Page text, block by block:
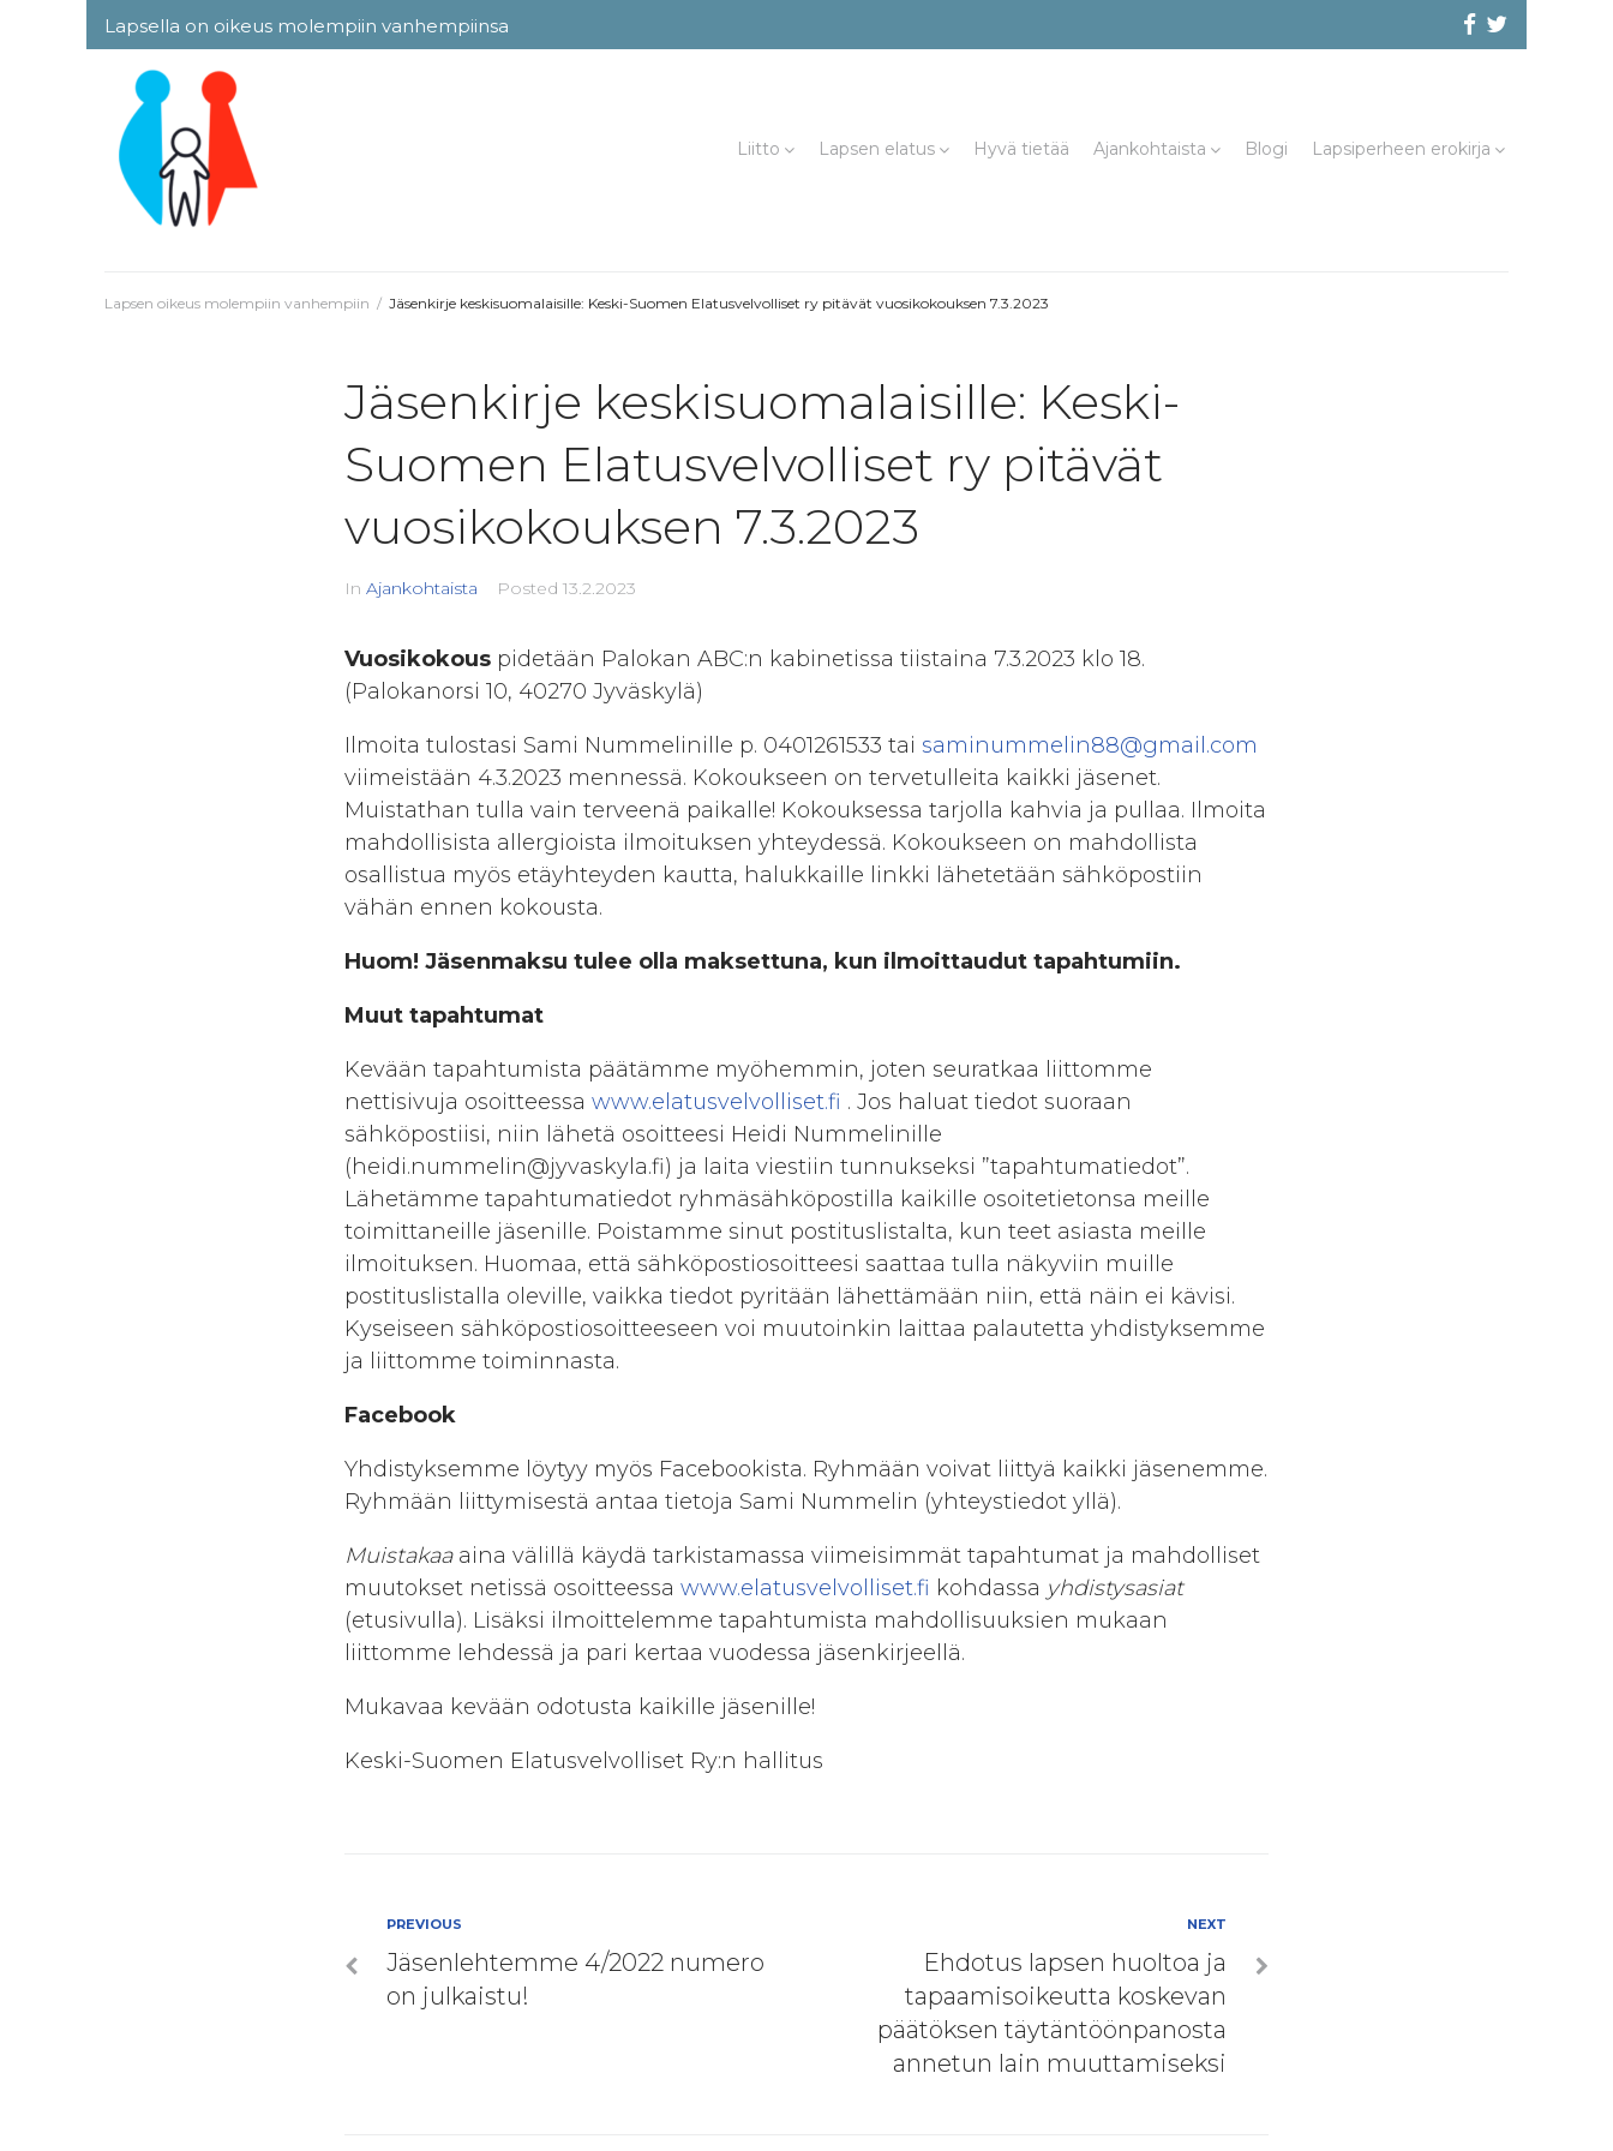
Lapsella on oikeus molempiin vanhempiinsa
Facebook
@evliitto
Liitto Lapsen elatus Hyvä tietää Ajankohtaista Blogi Lapsiperheen erokirja
Lapsen oikeus molempiin vanhempiin / Jäsenkirje keskisuomalaisille: Keski-Suomen Elatusvelvolliset ry pitävät vuosikokouksen 7.3.2023
Jäsenkirje keskisuomalaisille: Keski-
Suomen Elatusvelvolliset ry pitävät
vuosikokouksen 7.3.2023
In Ajankohtaista Posted 13.2.2023
Vuosikokous pidetään Palokan ABC:n kabinetissa tiistaina 7.3.2023 klo 18.
(Palokanorsi 10, 40270 Jyväskylä)
Ilmoita tulostasi Sami Nummelinille p. 0401261533 tai saminummelin88@gmail.com
viimeistään 4.3.2023 mennessä. Kokoukseen on tervetulleita kaikki jäsenet.
Muistathan tulla vain terveenä paikalle! Kokouksessa tarjolla kahvia ja pullaa. Ilmoita
mahdollisista allergioista ilmoituksen yhteydessä. Kokoukseen on mahdollista
osallistua myös etäyhteyden kautta, halukkaille linkki lähetetään sähköpostiin
vähän ennen kokousta.
Huom! Jäsenmaksu tulee olla maksettuna, kun ilmoittaudut tapahtumiin.
Muut tapahtumat
Kevään tapahtumista päätämme myöhemmin, joten seuratkaa liittomme
nettisivuja osoitteessa www.elatusvelvolliset.fi . Jos haluat tiedot suoraan
sähköpostiisi, niin lähetä osoitteesi Heidi Nummelinille
(heidi.nummelin@jyvaskyla.fi) ja laita viestiin tunnukseksi ”tapahtumatiedot”.
Lähetämme tapahtumatiedot ryhmäsähköpostilla kaikille osoitetietonsa meille
toimittaneille jäsenille. Poistamme sinut postituslistalta, kun teet asiasta meille
ilmoituksen. Huomaa, että sähköpostiosoitteesi saattaa tulla näkyviin muille
postituslistalla oleville, vaikka tiedot pyritään lähettämään niin, että näin ei kävisi.
Kyseiseen sähköpostiosoitteeseen voi muutoinkin laittaa palautetta yhdistyksemme
ja liittomme toiminnasta.
Facebook
Yhdistyksemme löytyy myös Facebookista. Ryhmään voivat liittyä kaikki jäsenemme.
Ryhmään liittymisestä antaa tietoja Sami Nummelin (yhteystiedot yllä).
Muistakaaaina välillä käydä tarkistamassa viimeisimmät tapahtumat ja mahdolliset
muutokset netissä osoitteessa www.elatusvelvolliset.fi kohdassa yhdistysasiat
(etusivulla). Lisäksi ilmoittelemme tapahtumista mahdollisuuksien mukaan
liittomme lehdessä ja pari kertaa vuodessa jäsenkirjeellä.
Mukavaa kevään odotusta kaikille jäsenille!
Keski-Suomen Elatusvelvolliset Ry:n hallitus
Artikkelien
selaus
Previous
PREVIOUS
Jäsenlehtemme 4/2022 numero
on julkaistu!
NEXT
Ehdotus lapsen huoltoa ja
tapaamisoikeutta koskevan
päätöksen täytäntöönpanosta
annetun lain muuttamiseksi